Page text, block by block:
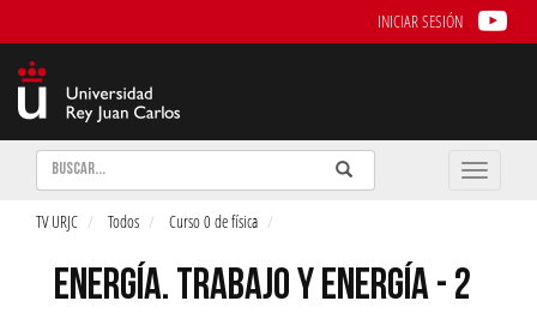
INICIAR SESIÓN
Buscar Enviar
Buscar
Toggle
TV URJC Todos Curso 0 de física
ENERGÍA. TRABAJO Y ENERGÍA - 2